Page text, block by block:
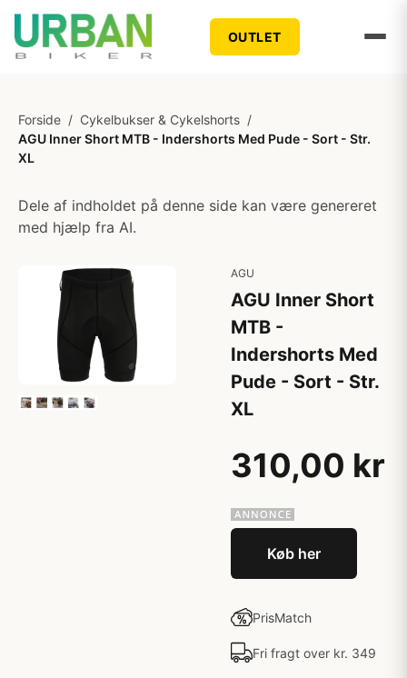
OUTLET
Forside / Cykelbukser & Cykelshorts /
AGU Inner Short MTB - Indershorts Med Pude - Sort - Str.
XL
Dele af indholdet på denne side kan være genereret
med hjælp fra AI.
AGU
AGU Inner Short
MTB -
Indershorts Med
Pude - Sort - Str.
XL
310,00 kr
Køb her
PrisMatch
Fri fragt over kr. 349